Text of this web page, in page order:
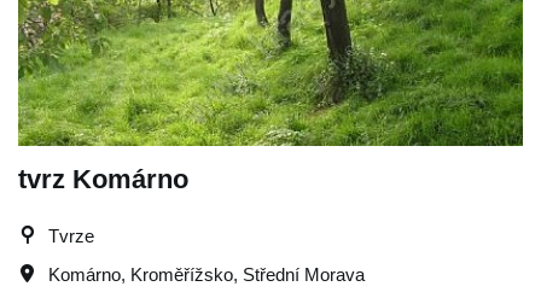
tvrz Komárno
Tvrze
Komárno, Kroměřížsko, Střední Morava